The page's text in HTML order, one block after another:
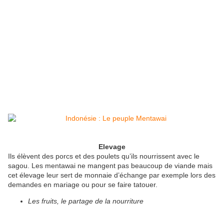
Elevage
Ils élèvent des porcs et des poulets qu’ils nourrissent avec le
sagou. Les mentawai ne mangent pas beaucoup de viande mais
cet élevage leur sert de monnaie d’échange par exemple lors des
demandes en mariage ou pour se faire tatouer.
Les fruits, le partage de la nourriture